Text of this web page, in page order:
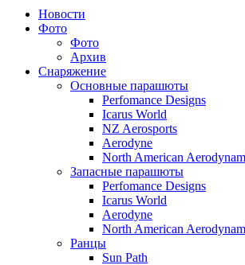
Новости
Фото
Фото
Архив
Снаряжение
Основные парашюты
Perfomance Designs
Icarus World
NZ Aerosports
Aerodyne
North American
Запасные парашюты
Perfomance Designs
Icarus World
Aerodyne
North American
Ранцы
Sun Path